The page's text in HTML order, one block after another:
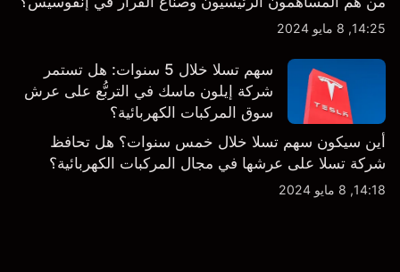
14:25, 8 مايو 2024
سهم تسلا خلال 5 سنوات: هل تستمر
شركة إيلون ماسك في التربُّع على عرش
سوق المركبات الكهربائية؟
أين سيكون سهم تسلا خلال خمس سنوات؟ هل تحافظ
شركة تسلا على عرشها في مجال المركبات الكهربائية؟
14:18, 8 مايو 2024